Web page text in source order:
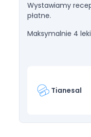
Wystawiamy
płatne.
Maksymalnie 4
Tianesal